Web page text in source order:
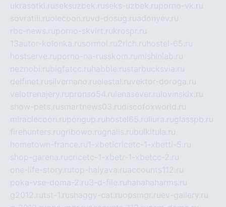
ukrasotki.ruseksuzbek.ruseks-uzbek.ruporno-vk.ru
sovratili.ruolecoon.ruvd-dosug.ruadonyev.ru
rbc-news.ruporno-skvirt.rukrospr.ru
13autor-kolonka.rusormol.ru2rich.ru hostel-65.ru
hostserve.ruporno-na-russkom.ru mishinlab.ru
neznobi.rubigfatcc.ru habble.rustarbucksvia.ru
delfinet.rusilvernano.ruelestal.ruvektor-doroga.ru
velotrenajery.rupronso54.ru lenasever.ru lovinskix.ru
show-pets.rusmartnews03.rudiscofoxworld.ru
miraclecoon.rupongup.ru hostel65.ru liura.ruglasspb.ru
firehunters.rugribowo.rugnalis.rubulkitula.ru
hometown-france.ru1-xbeticricetc-1-xbetti-5.ru
shop-garena.rucricetc-1-xbetr-1-xbetcc-2.ru
one-life-story.rutop-halyava.ruaccounts112.ru
poka-vse-doma-2.ru3-d-file.ru hahahaharms.ru
g2012.rutst-1.rushaggy-cat.ruopsmgr.ruev-gallery.ru